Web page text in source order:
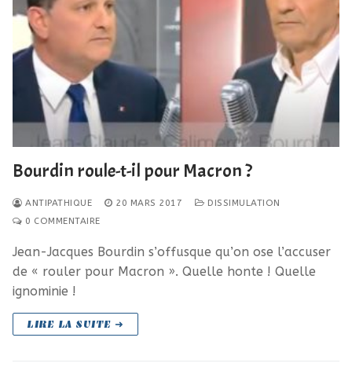
Bourdin roule-t-il pour Macron ?
ANTIPATHIQUE 20 MARS 2017
DISSIMULATION
0 COMMENTAIRE
Jean-Jacques Bourdin s’offusque qu’on ose l’accuser
de « rouler pour Macron ». Quelle honte ! Quelle
ignominie !
LIRE LA SUITE ➜